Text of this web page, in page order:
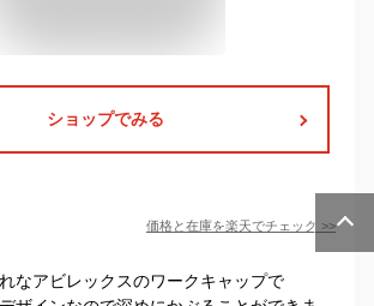
ショップでみる
価格と在庫を楽天でチェック >>
なアビレックスのワークキャップで